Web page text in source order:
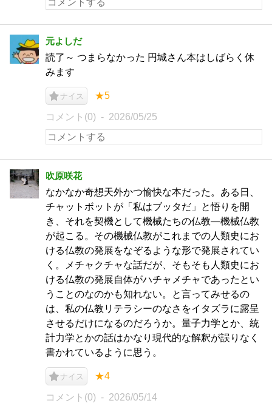
元よしだ
読了～ つまらなかった 円城さん本はしばらく休
みます
ナイス ★5
コメント(0) 2026/05/25
吹原咲花
なかなか奇想天外かつ愉快な本だった。ある日、
チャットボットが「私はブッタだ」と悟りを開
き、それを契機として機械たちの仏教―機械仏教
が起こる。その機械仏教がこれまでの人類史にお
ける仏教の発展をなぞるような形で発展されてい
く。メチャクチャな話だが、そもそも人類史にお
ける仏教の発展自体がハチャメチャであったとい
うことのなのかも知れない。と言ってみせるの
は、私の仏教リテラシーのなさをイタズラに露呈
させるだけになるのだろうか。量子力学とか、統
計力学とかの話はかなり現代的な解釈が誤りなく
書かれているように思う。
ナイス ★4
コメント(0) 2026/05/14